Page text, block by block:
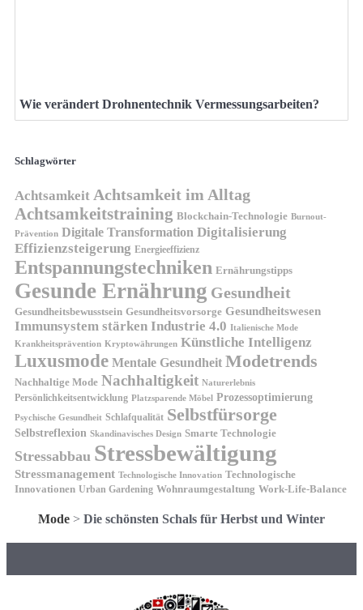
Wie verändert Drohnentechnik Vermessungsarbeiten?
Schlagwörter
Achtsamkeit Achtsamkeit im Alltag
Achtsamkeitstraining Blockchain-Technologie Burnout-
Prävention Digitale Transformation Digitalisierung
Effizienzsteigerung Energieeffizienz
Entspannungstechniken Ernährungstipps
Gesunde Ernährung Gesundheit
Gesundheitsbewusstsein Gesundheitsvorsorge Gesundheitswesen
Immunsystem stärken Industrie 4.0 Italienische Mode
Krankheitsprävention Kryptowährungen Künstliche Intelligenz
Luxusmode Mentale Gesundheit Modetrends
Nachhaltige Mode Nachhaltigkeit Naturerlebnis
Persönlichkeitsentwicklung Platzsparende Möbel Prozessoptimierung
Psychische Gesundheit Schlafqualität Selbstfürsorge
Selbstreflexion Skandinavisches Design Smarte Technologie
Stressabbau Stressbewältigung
Stressmanagement Technologische Innovation Technologische
Innovationen Urban Gardening Wohnraumgestaltung Work-Life-Balance
Mode > Die schönsten Schals für Herbst und Winter